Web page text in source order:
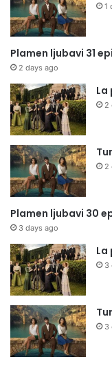
1
Plamen ljubavi 31
2 days ago
La
2
2
Plamen ljubavi 30
3 days ago
La
3
3